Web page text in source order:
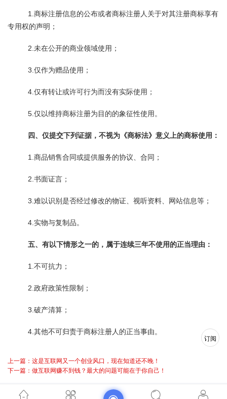
1.商标注册信息的公布或者商标注册人关于对其注册商标享有
专用权的声明；
2.未在公开的商业领域使用；
3.仅作为赠品使用；
4.仅有转让或许可行为而没有实际使用；
5.仅以维持商标注册为目的的象征性使用。
四、仅提交下列证据，不视为《商标法》意义上的商标使用：
1.商品销售合同或提供服务的协议、合同；
2.书面证言；
3.难以识别是否经过修改的物证、视听资料、网站信息等；
4.实物与复制品。
五、有以下情形之一的，属于连续三年不使用的正当理由：
1.不可抗力；
2.政府政策性限制；
3.破产清算；
4.其他不可归责于商标注册人的正当事由。
上一篇：这是互联网又一个创业风口，现在知道还不晚！
下一篇：做互联网赚不到钱？最大的问题可能在于你自己！
订阅